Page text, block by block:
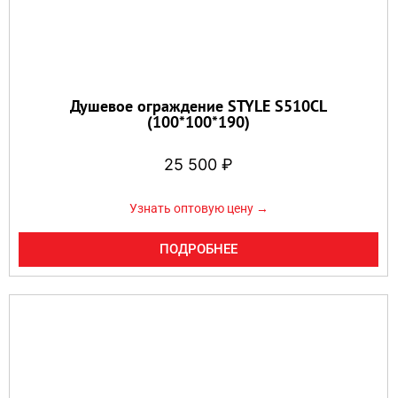
Душевое ограждение STYLE S510CL
(100*100*190)
25 500 ₽
Узнать оптовую цену →
ПОДРОБНЕЕ